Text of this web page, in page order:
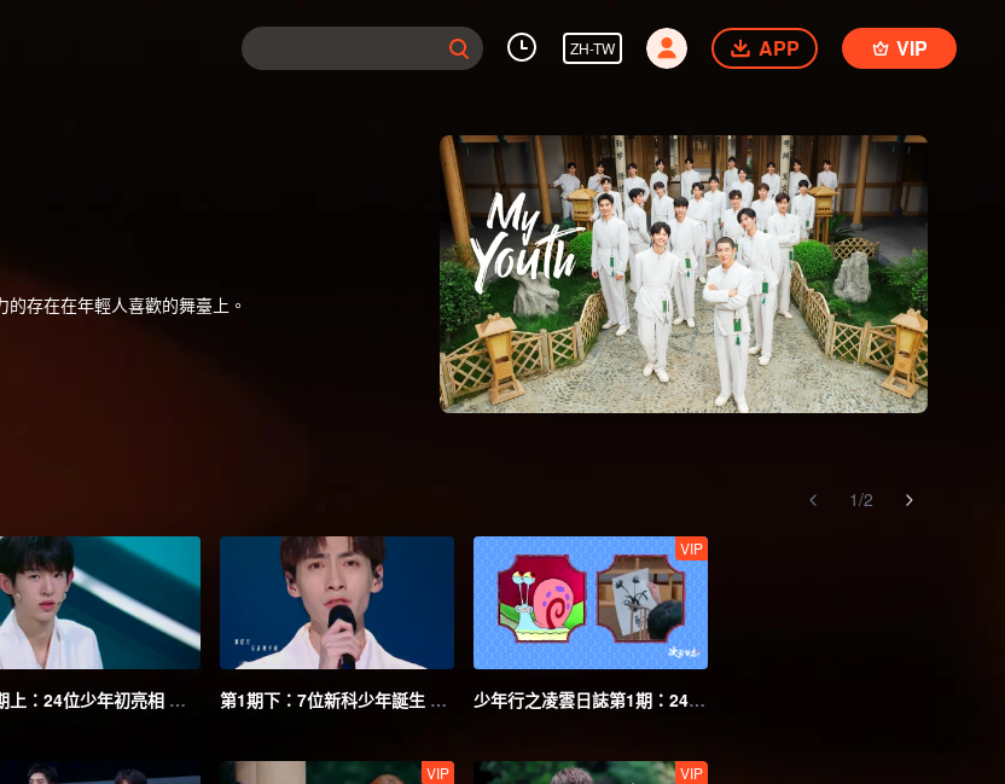
ZH-TW APP VIP
存在在年輕人喜歡的舞臺上。
1/2
第1期上：24位少年初亮相 相互切磋 第1期下：7位新科少年誕生 眾人組隊
VIP
少年行之凌雲日誌第1期：24位少年的學院生活大公開
VIP VIP